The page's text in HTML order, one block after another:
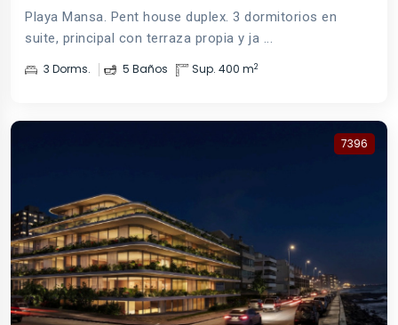
Playa Mansa. Pent house duplex. 3 dormitorios en
suite, principal con terraza propia y ja ...
3 Dorms. 5 Baños Sup. 400 m2
7396